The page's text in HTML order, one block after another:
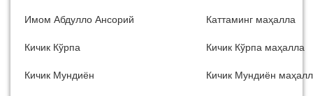
Имом Абдулло Ансорий Каттаминг маҳалла
Кичик Кўрпа Кичик Кўрпа маҳалла
Кичик Мундиён Кичик Мундиён